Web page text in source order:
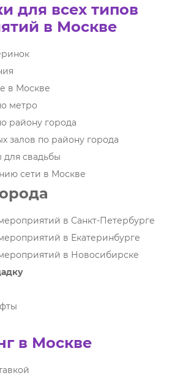
для всех типов
в Москве
в Москве
метро
району города
залов по району города
для свадьбы
сети в Москве
в Санкт-Петербурге
в Екатеринбурге
в Новосибирске
в Москве